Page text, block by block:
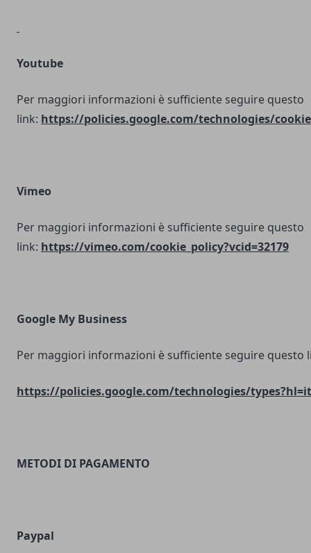
Youtube
Per maggiori informazioni è sufficiente seguire questo
link: https://policies.google.com/technologies/
Vimeo
Per maggiori informazioni è sufficiente seguire questo
link: https://vimeo.com/cookie_policy?vcid=32179
Google My Business
Per maggiori informazioni è sufficiente seguire questo
https://policies.google.com/technologies/types?hl=it
METODI DI PAGAMENTO
Paypal